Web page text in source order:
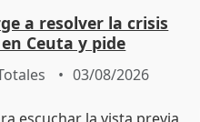
a resolver la crisis
Ceuta y pide
a la UE
03/08/2026